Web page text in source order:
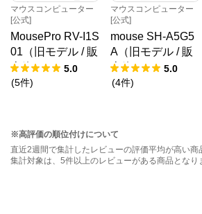
マウスコンピューター
[公式]
MousePro RV-I1S
01（旧モデル / 販
売終了）
5.0
(5件)
マウスコンピューター
[公式]
mouse SH-A5G5
A（旧モデル / 販
売終了）
5.0
(4件)
※高評価の順位付けについて
直近2週間で集計したレビューの評価平均が高い商
集計対象は、5件以上のレビューがある商品となり